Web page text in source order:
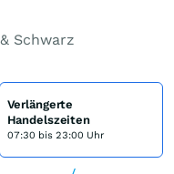
Schwarz
Verlängerte
Handelszeiten
07:30 bis 23:00 Uhr